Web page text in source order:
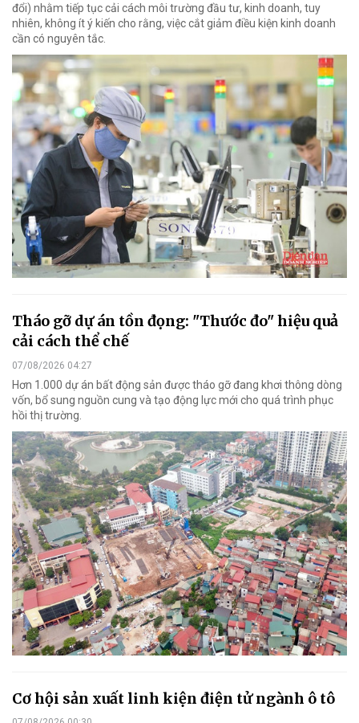
đổi) nhằm tiếp tục cải cách môi trường đầu tư, kinh doanh, tuy
nhiên, không ít ý kiến cho rằng, việc cắt giảm điều kiện kinh doanh
cần có nguyên tắc.
Tháo gỡ dự án tồn đọng: "Thước đo" hiệu quả
cải cách thể chế
07/08/2026 04:27
Hơn 1.000 dự án bất động sản được tháo gỡ đang khơi thông dòng
vốn, bổ sung nguồn cung và tạo động lực mới cho quá trình phục
hồi thị trường.
Cơ hội sản xuất linh kiện điện tử ngành ô tô